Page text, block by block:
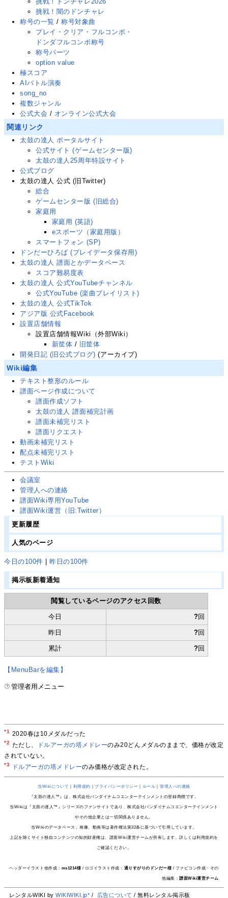
挑戦！闇のドンチャレ
称号の一覧 /称号対象曲
プレイ・クリア・フルコンボ・
ドンダフルコンボ称号
称号パーツ
option value
極スコア
AIバトル演奏
song_no
複数ジャンル
公式大会 / オンライン公式大会
関連リンク
太鼓の達人 ポータルサイト
公式サイト (ゲームセンター版)
太鼓の達人25周年特設サイト
公式ブログ
太鼓の達人 公式 (旧Twitter)
総合
ゲームセンター版 (旧総合)
家庭用
家庭用 (英語)
eスポーツ（家庭用版）
スマートフォン (SP)
ドンだーひろば (プレイデータ保存用)
太鼓の達人 譜面とかデータベース
スコア難易度表
太鼓の達人 公式YouTubeチャンネル
公式YouTube (楽曲プレイリスト)
太鼓の達人 公式TikTok
アジア版 公式Facebook
設置店舗情報
設置店舗情報Wiki（外部Wiki）
新筐体 /
旧筐体
開発日記 (旧公式ブログ) (アーカイブ)
Wiki編集
テキスト整形のルール
譜面ページ作成について
譜面作成ソフト
太鼓の達人 譜面補完計画
譜面未補完リスト
譜面リクエスト
動画未補完リスト
配点未補完リスト
テストWiki
会議室
管理人への連絡
譜面Wiki専用YouTube
譜面Wiki運営 （旧:Twitter）
更新履歴
人気のページ
今日の100件 昨日の100件
掲示板新着通知
閲覧しているページのアクセス回数
今日 ?回
昨日 ?回
累計 ?回
【MenuBarを編集】
管理者用メニュー
*1 2020春は10メダルだった
*2 ただし、 ドルアーガの塔メドレーのみ20どんメダルのままで、価格が改定
されていない。
*3 ドルアーガの塔メドレーのみ価格が改定された。
当Wikiについて ｜ 利用規約 ｜プライバシーポリシー ｜ ルール ｜管理人への連絡
『太鼓の達人™』は、株式会社バンダイナムコエンターテインメントの登録商標です。
当Wikiは『太鼓の達人™』シリーズのファンサイトであり、株式会社バンダイナムコエンターテインメント
やその他企業とは一切関係ありません。
当Wikiのデータベース、画像、動画等は著作権法第32条に基づいて引用しています。
上記を除くサイト独自コンテンツの知的財産権は、譜面Wiki運営チームが所有します。詳しくは利用規約を
ご確認ください。
ヘッダーイラスト他作成： ms1214様 / ロゴイラスト作成： 通りすがりのドンだー様 / ファビコン作成・その
他編集：譜面Wiki運営チーム
レンタルWIKI byWIKIWIKI.jp* / 広告について / 無料レンタル掲示板